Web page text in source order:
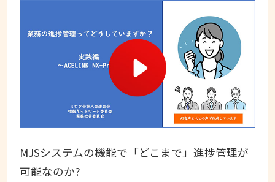
MJSシステムの機能で「どこまで」進捗管理が
可能なのか?